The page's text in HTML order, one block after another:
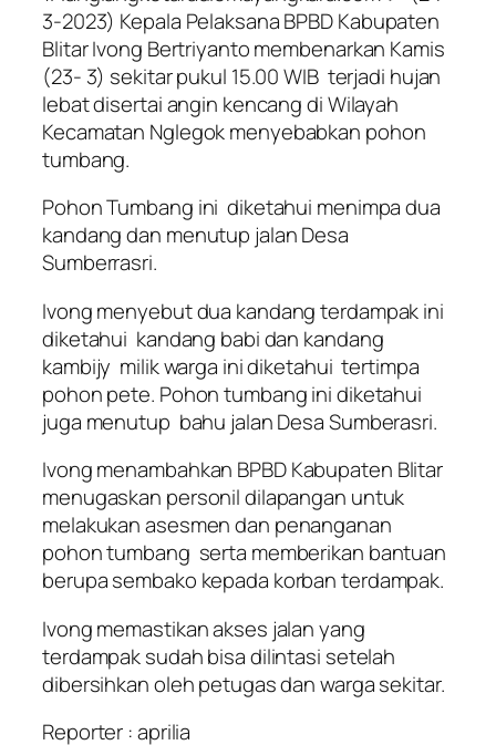
3-2023) Kepala Pelaksana BPBD Kabupaten
Blitar Ivong Bertriyanto membenarkan Kamis
(23- 3) sekitar pukul 15.00 WIB terjadi hujan
lebat disertai angin kencang di Wilayah
Kecamatan Nglegok menyebabkan pohon
tumbang.
Pohon Tumbang ini diketahui menimpa dua
kandang dan menutup jalan Desa
Sumberrasri.
Ivong menyebut dua kandang terdampak ini
diketahui kandang babi dan kandang
kambijy milik warga ini diketahui tertimpa
pohon pete. Pohon tumbang ini diketahui
juga menutup bahu jalan Desa Sumberasri.
Ivong menambahkan BPBD Kabupaten Blitar
menugaskan personil dilapangan untuk
melakukan asesmen dan penanganan
pohon tumbang serta memberikan bantuan
berupa sembako kepada korban terdampak.
Ivong memastikan akses jalan yang
terdampak sudah bisa dilintasi setelah
dibersihkan oleh petugas dan warga sekitar.
Reporter : aprilia